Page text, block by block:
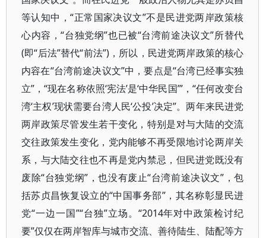
等认知中，“正常国家决议文”不是民进党两岸政策核
心内容，“台独党纲”也已被“台湾前途决议文”所替代
(即“后法”替代“前法”)，所以，民进党两岸政策的核心
内容在“台湾前途决议文”中，要点是“台湾已经事实独
立”，“现在名称依照‘宪法’是‘中华民国’”，“任何改变台
湾‘主权’现状需要台湾人民‘公投’决定”。两年来民进党
两岸政策尽管发生若干变化，特别是对与大陆的交流
交往政策发生变化，党内能够不再受限地讨论两岸关
系，与大陆交往也不再是党内禁忌，但民进党既没有
废除“台独党纲”，也没有废止“台湾前途决议文”，包
括苏贞昌恢复设立的“中国事务部”，其名称彰显民进
党“一边一国”“台独”立场。“2014年对中政策检讨纪
要”仅仅在两岸智库与城市交流、善待陆生、陆配等方